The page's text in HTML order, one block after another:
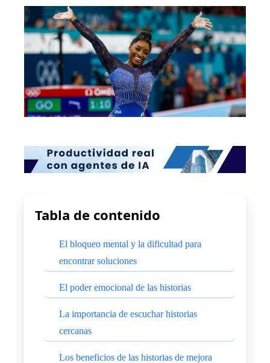
Tabla de contenido
El bloqueo mental y la dificultad para
encontrar soluciones
El poder emocional de las historias
La importancia de escuchar historias
cercanas
Los beneficios de las historias de mejora